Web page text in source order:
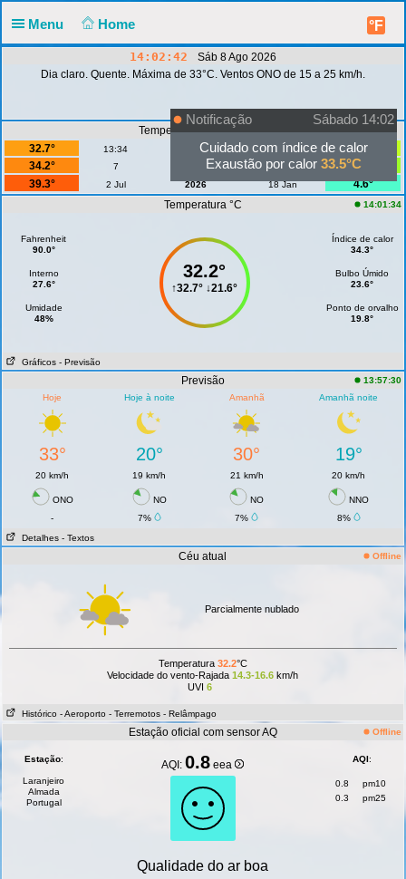
Menu Home °F
14:02:42
Sáb 8 Ago 2026
Dia claro. Quente. Máxima de 33°C. Ventos ONO de 15 a 25 km/h.
Temperaturas Máx-Min °C
32.7°
13:34 Hoje 07:34
21.6°
34.2°
7 Agosto 1
19.8°
39.3°
2 Jul 2026 18 Jan
4.6°
Temperatura °C
14:01:34
Fahrenheit
90.0°
Interno
27.6°
Umidade
48%
32.2°
↑32.7° ↓21.6°
Índice de calor
34.3°
Bulbo Úmido
23.6°
Ponto de orvalho
19.8°
Gráficos - Previsão
Previsão
13:57:30
Hoje
Hoje à noite Amanhã Amanhã noite
33° 20° 30° 19°
20 km/h 19 km/h 21 km/h 20 km/h
ONO NO NO
NNO
-
7% 7%
8%
Detalhes - Textos
Céu atual Offline
Parcialmente nublado
Temperatura 32.2°C
Velocidade do vento-Rajada 14.3-16.6 km/h
UVI6
Histórico - Aeroporto - Terremotos - Relâmpago
Estação oficial com sensor AQ Offline
Estação:
Laranjeiro
Almada
Portugal
AQI:0.8 eea AQI:
0.8
pm10
0.3
pm25
Qualidade do ar boa
Notificação
Sábado 14:02
Cuidado com índice de calor
Exaustão por calor 33.5°C